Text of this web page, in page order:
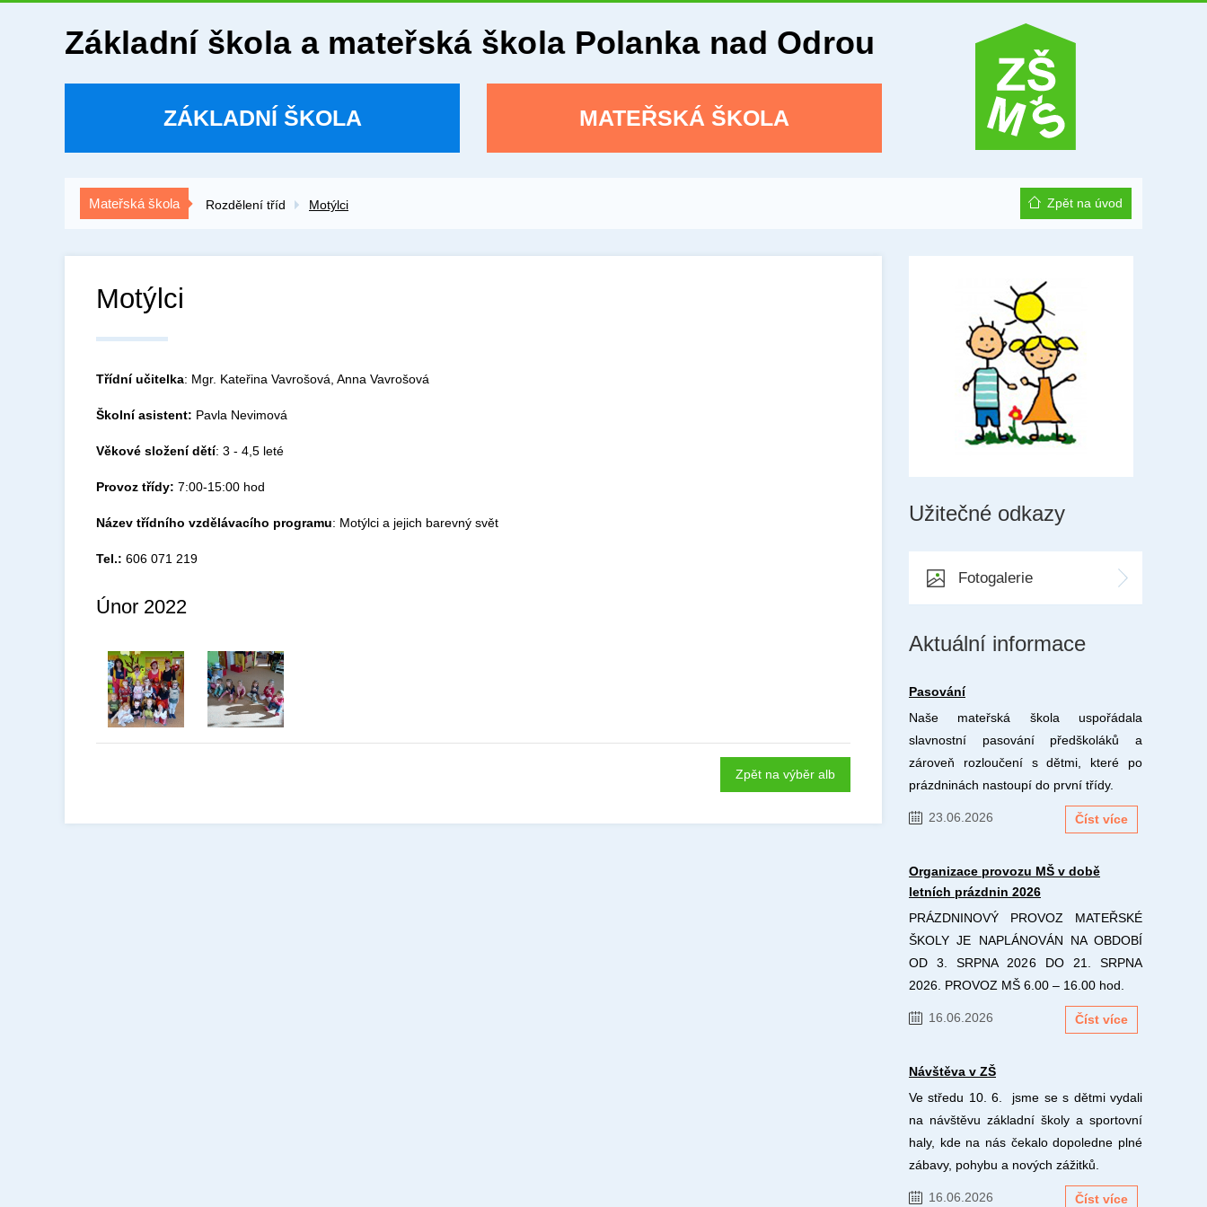
Základní škola a mateřská škola Polanka nad Odrou
ZÁKLADNÍ ŠKOLA MATEŘSKÁ ŠKOLA
Mateřská škola Rozdělení tříd Motýlci Zpět na úvod
Motýlci
Třídní učitelka: Mgr. Kateřina Vavrošová, Anna Vavrošová
Školní asistent: Pavla Nevimová
Věkové složení dětí: 3 - 4,5 leté
Provoz třídy: 7:00-15:00 hod
Název třídního vzdělávacího programu: Motýlci a jejich barevný svět
Tel.: 606 071 219
Únor 2022
Zpět na výběr alb
Užitečné odkazy
Fotogalerie
Aktuální informace
Pasování
Naše mateřská škola uspořádala
slavnostní pasování předškoláků a
zároveň rozloučení s dětmi, které po
prázdninách nastoupí do první třídy.
23.06.2026 Číst více
Organizace provozu MŠ v době
letních prázdnin 2026
PRÁZDNINOVÝ PROVOZ MATEŘSKÉ
ŠKOLY JE NAPLÁNOVÁN NA OBDOBÍ
OD 3. SRPNA 2026 DO 21. SRPNA
2026. PROVOZ MŠ 6.00 – 16.00 hod.
16.06.2026 Číst více
Návštěva v ZŠ
Ve středu 10. 6. jsme se s dětmi vydali
na návštěvu základní školy a sportovní
haly, kde na nás čekalo dopoledne plné
zábavy, pohybu a nových zážitků.
16.06.2026 Číst více